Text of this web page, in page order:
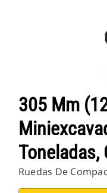
305 Mm
Toneladas,
Ruedas De